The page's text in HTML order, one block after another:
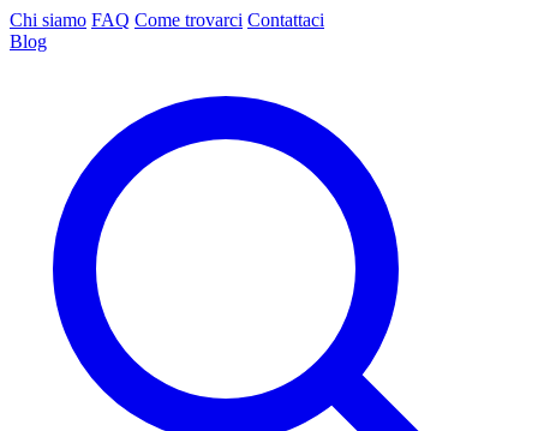
Chi siamo FAQ Come trovarci Contattaci
Blog